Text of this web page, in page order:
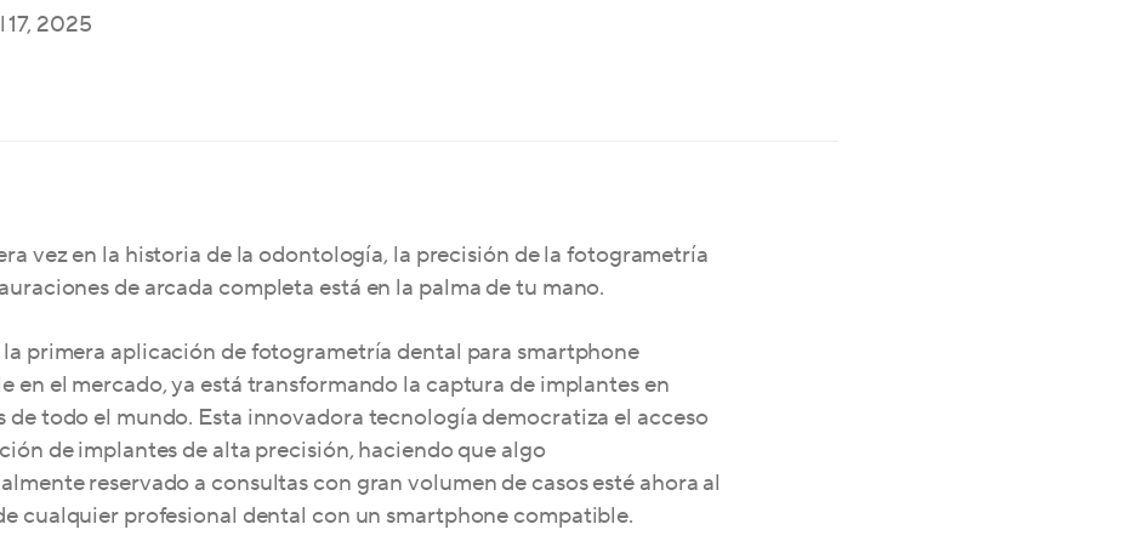
17, 2025
vez en la historia de la odontología, la precisión de la fotogrametría
de arcada completa está en la palma de tu mano.
la primera aplicación de fotogrametría dental para smartphone
en el mercado, ya está transformando la captura de implantes en
de todo el mundo. Esta innovadora tecnología democratiza el acceso
de implantes de alta precisión, haciendo que algo
reservado a consultas con gran volumen de casos esté ahora al
cualquier profesional dental con un smartphone compatible.